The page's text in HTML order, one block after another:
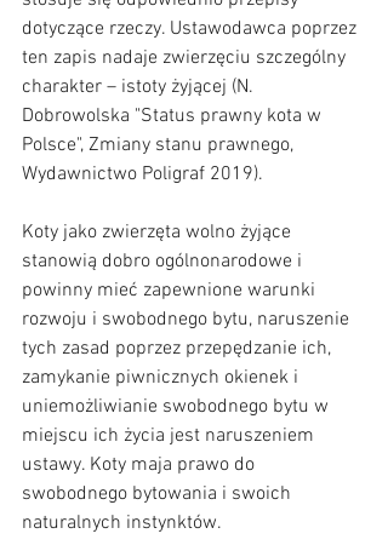
dotyczące rzeczy. Ustawodawca poprzez
ten zapis nadaje zwierzęciu szczególny
charakter – istoty żyjącej (N.
Dobrowolska "Status prawny kota w
Polsce", Zmiany stanu prawnego,
Wydawnictwo Poligraf 2019).
Koty jako zwierzęta wolno żyjące
stanowią dobro ogólnonarodowe i
powinny mieć zapewnione warunki
rozwoju i swobodnego bytu, naruszenie
tych zasad poprzez przepędzanie ich,
zamykanie piwnicznych okienek i
uniemożliwianie swobodnego bytu w
miejscu ich życia jest naruszeniem
ustawy. Koty maja prawo do
swobodnego bytowania i swoich
naturalnych instynktów.